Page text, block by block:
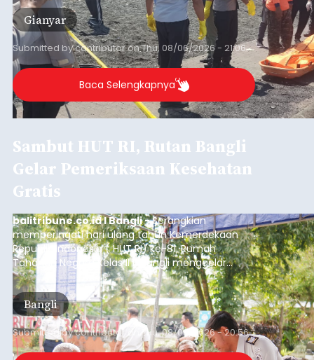
Gianyar
Submitted bycontributoronThu, 08/06/2026 - 21:06
Baca Selengkapnya
Sambut HUT RI, Rutan Bangli
Gelar Pemeriksaan Kesehatan
Gratis
balitribune.co.id I Bangli -Serangkian
memperingati hari ulang tahun Kemerdekaan
Republik Indonesia ( HUT RI) ke-81, Rumah
Tahanan Negara Kelas II B Bangli menggelar
kegiatan pemeriksaan kesehatan gratis, Rabu
(6/8/2026).
Bangli
Submitted bycontributor Thu, 08/06/2026 - 20:56